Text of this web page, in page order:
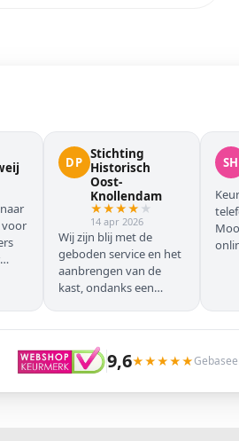
voor
DP
Stichting
Historisch
Oost-
Knollendam
★★★★ ★
14 apr 2026
Wij zijn blij met de
geboden service en het
aanbrengen van de
kast, ondanks een
wij dit vooraf gemeld),
maar dat ging zonder
problemen. Nogmaals
SH
9,6★★★★★